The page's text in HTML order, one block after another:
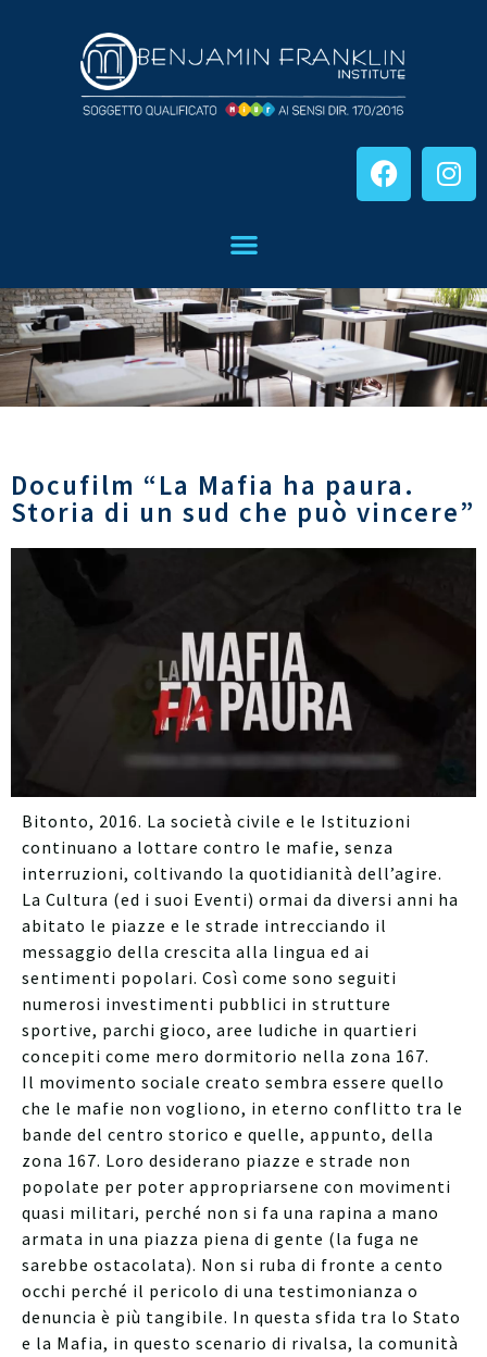
Docufilm “La Mafia ha paura.
Storia di un sud che può vincere”
Bitonto, 2016. La società civile e le Istituzioni
continuano a lottare contro le mafie, senza
interruzioni, coltivando la quotidianità dell’agire.
La Cultura (ed i suoi Eventi) ormai da diversi anni ha
abitato le piazze e le strade intrecciando il
messaggio della crescita alla lingua ed ai
sentimenti popolari. Così come sono seguiti
numerosi investimenti pubblici in strutture
sportive, parchi gioco, aree ludiche in quartieri
concepiti come mero dormitorio nella zona 167.
Il movimento sociale creato sembra essere quello
che le mafie non vogliono, in eterno conflitto tra le
bande del centro storico e quelle, appunto, della
zona 167. Loro desiderano piazze e strade non
popolate per poter appropriarsene con movimenti
quasi militari, perché non si fa una rapina a mano
armata in una piazza piena di gente (la fuga ne
sarebbe ostacolata). Non si ruba di fronte a cento
occhi perché il pericolo di una testimonianza o
denuncia è più tangibile. In questa sfida tra lo Stato
e la Mafia, in questo scenario di rivalsa, la comunità